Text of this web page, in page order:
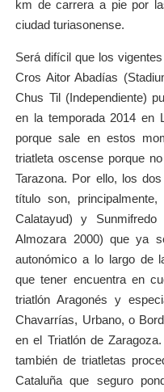
km de carrera a pie por
ciudad turiasonense.
Será difícil que los
Cros Aitor Abadías
Chus Til (Independiente)
en la temporada 2014 en
porque sale en estos
triatleta oscense porque
Tarazona. Por ello, los
título son,
Calatayud) y
Almozara 2000) que ya
autonómico a lo largo de
que tener encuentra en
triatlón Aragonés y
Chavarrías, Urbano, o
en el Triatlón de
también de triatletas
Cataluña que seguro